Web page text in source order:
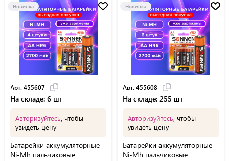
Новинка
Арт. 455607
На складе: 6 шт
Авторизуйтесь , чтобы
увидеть цену
Батарейки аккумуляторные
Ni-Mh пальчиковые
Новинка
Арт. 455608
На складе: 255 шт
Авторизуйтесь , чтобы
увидеть цену
Батарейки аккумуляторные
Ni-Mh пальчиковые